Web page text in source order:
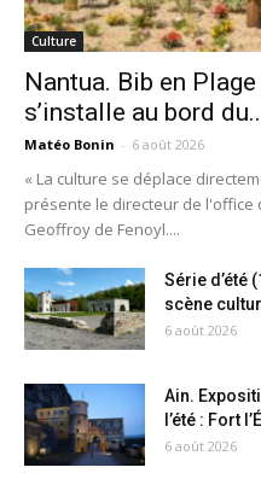
Culture
Nantua. Bib en
s’installe au bord
Matéo Bonin - 6 août 2026
« La culture se déplace
présente le directeur de l'office
Geoffroy de Fenoyl....
Série d’été
scène
6 août 2026
Ain.
l’été : Fort
6 août 2026